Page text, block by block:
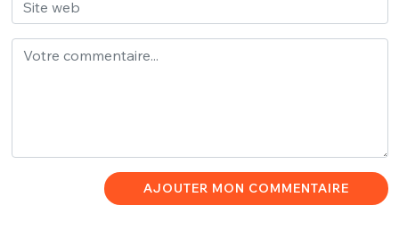
AJOUTER MON COMMENTAIRE